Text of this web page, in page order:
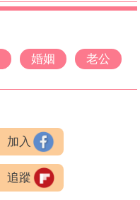
婚姻 老公
加入
追蹤